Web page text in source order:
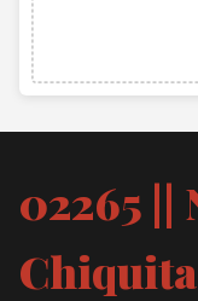
02265 ||